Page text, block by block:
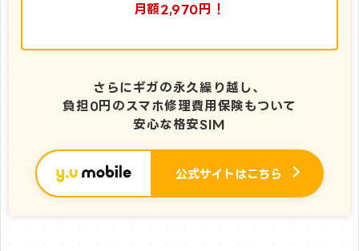
月額2,970円！
さらにギガの永久繰り越し、
負担0円のスマホ修理費用保険もついて
安心な格安SIM
公式サイトはこちら